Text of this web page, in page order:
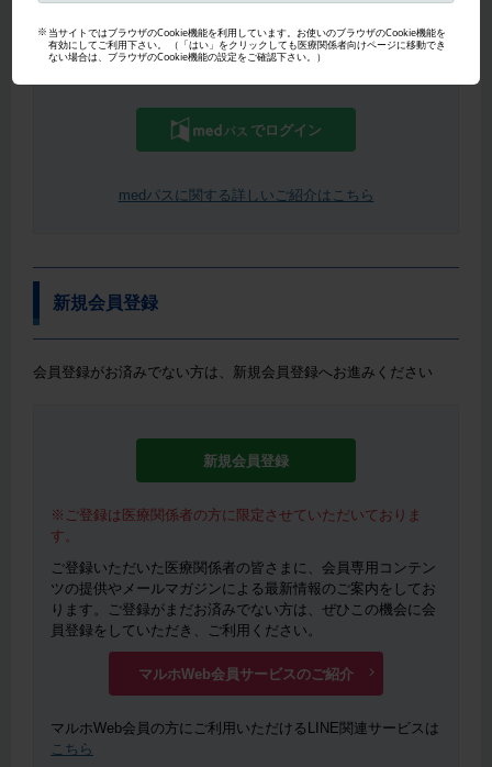
利用いただけます。
でログイン
medパスに関する詳しいご紹介はこちら
新規会員登録
会員登録がお済みでない方は、新規会員登録へお進みください
新規会員登録
※ご登録は医療関係者の方に限定させていただいておりま
す。
ご登録いただいた医療関係者の皆さまに、会員専用コンテン
ツの提供やメールマガジンによる最新情報のご案内をしてお
ります。ご登録がまだお済みでない方は、ぜひこの機会に会
員登録をしていただき、ご利用ください。
マルホWeb会員サービスのご紹介
マルホWeb会員の方にご利用いただけるLINE関連サービスは
こちら